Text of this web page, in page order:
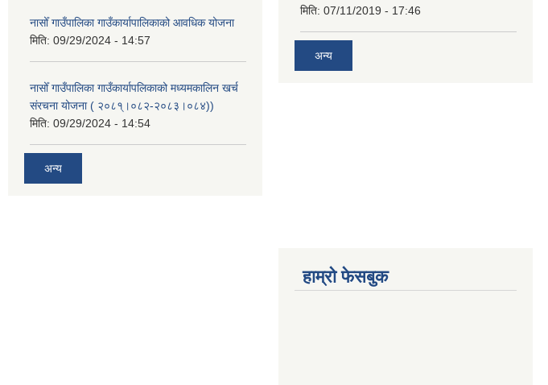
नासोँ गाउँपालिका गाउँकार्यापालिकाको आवधिक योजना
मिति: 09/29/2024 - 14:57
नासोँ गाउँपालिका गाउँकार्यापलिकाको मध्यमकालिन खर्च
संरचना योजना ( २०८१्।०८२-२०८३।०८४))
मिति: 09/29/2024 - 14:54
अन्य
मिति: 07/11/2019 - 17:46
अन्य
हाम्रो फेसबुक